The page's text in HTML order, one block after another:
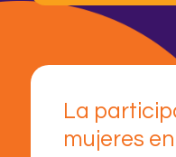
La
mujeres